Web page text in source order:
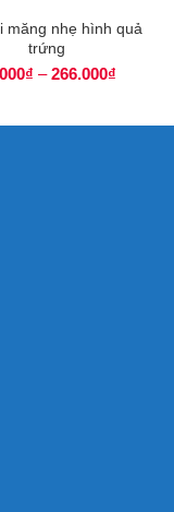
măng nhẹ hình quả
trứng
₫ –266.000₫